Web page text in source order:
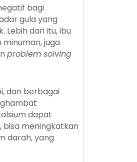
bagi
gula yang
dari itu, ibu
juga
problem solving
dan berbagai
dapat
bisa meningkatkan
darah, yang